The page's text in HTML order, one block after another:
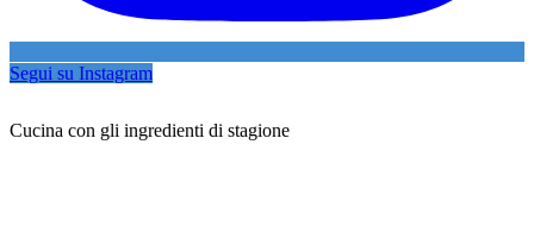
Segui su Instagram
Cucina con gli ingredienti di stagione